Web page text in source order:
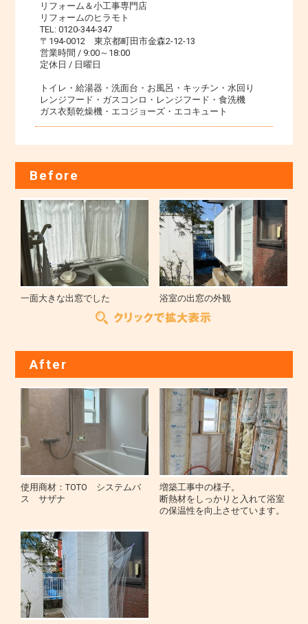
リフォーム＆小工事専門店
リフォームのヒラモト
TEL: 0120-344-347
〒194-0012 東京都町田市金森2-12-13
営業時間 / 9:00～18:00
定休日 / 日曜日
トイレ・給湯器・洗面台・お風呂・キッチン・水回り
レンジフード・ガスコンロ・レンジフード・食洗機
ガス衣類乾燥機・エコジョーズ・エコキュート
Before
一面大きな出窓でした 浴室の出窓の外観
After
使用商材：TOTO システムバ
ス サザナ
増築工事中の様子。
断熱材をしっかりと入れて浴室
の保温性を向上させています。